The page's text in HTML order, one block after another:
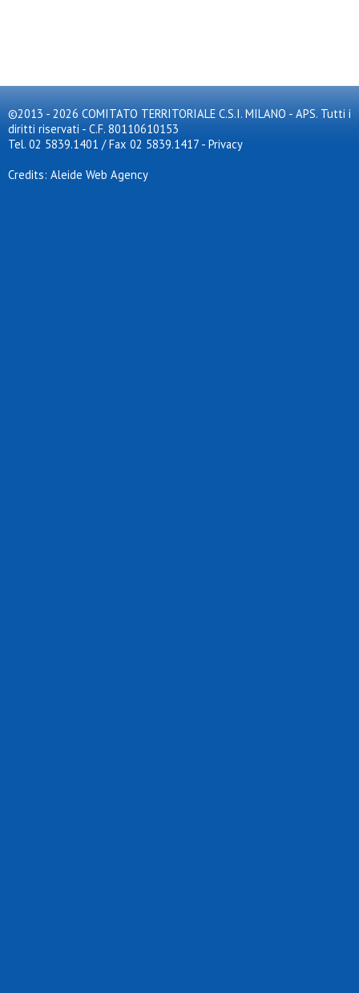
©2013 - 2026 COMITATO TERRITORIALE C.S.I. MILANO - APS. Tutti i
diritti riservati - C.F. 80110610153
Tel. 02 5839.1401 / Fax 02 5839.1417 - Privacy
Credits: Aleide Web Agency